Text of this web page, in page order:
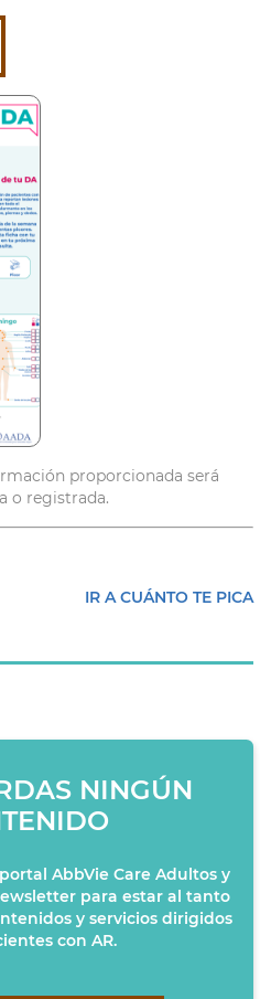
proporcionada será
o registrada.
IR A CUÁNTO TE PICA
NINGÚN
AbbVie Care Adultos y
para estar al tanto
y servicios dirigidos
con AR.